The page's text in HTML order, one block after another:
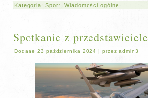
Kategoria:Sport ,Wiadomości ogólne
Spotkanie z
Dodane 23 października 2024 |przez admin3